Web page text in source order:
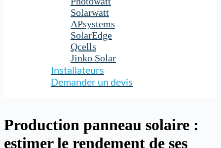
Solarwatt
APsystems
SolarEdge
Qcells
Jinko Solar
Installateurs
Demander un devis
Production panneau solaire :
estimer le rendement de ses